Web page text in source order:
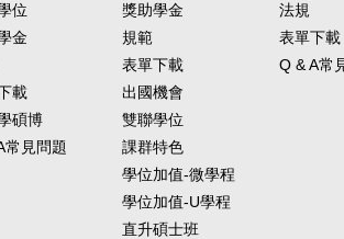
位
金
載
碩博
常見問題
獎助學金
規範
表單下載
出國機會
雙聯學位
課群特色
學位加值-微學程
學位加值-U學程
直升碩士班
法規
表單下載
Q & A常